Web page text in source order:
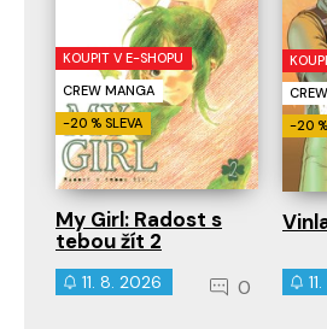
KOUPIT V E-SHOPU
CREW MANGA
-20 % SLEVA
My Girl: Radost s
tebou žít 2
11. 8. 2026 0
-20 %